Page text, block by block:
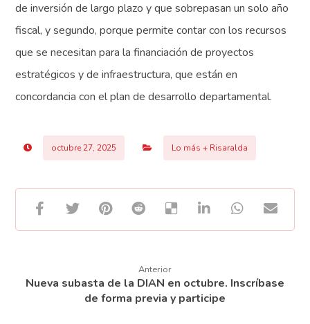
de inversión de largo plazo y que sobrepasan un solo año
fiscal, y segundo, porque permite contar con los recursos
que se necesitan para la financiación de proyectos
estratégicos y de infraestructura, que están en
concordancia con el plan de desarrollo departamental.
octubre 27, 2025 Lo más + Risaralda
Anterior
Nueva subasta de la DIAN en octubre. Inscríbase
de forma previa y participe